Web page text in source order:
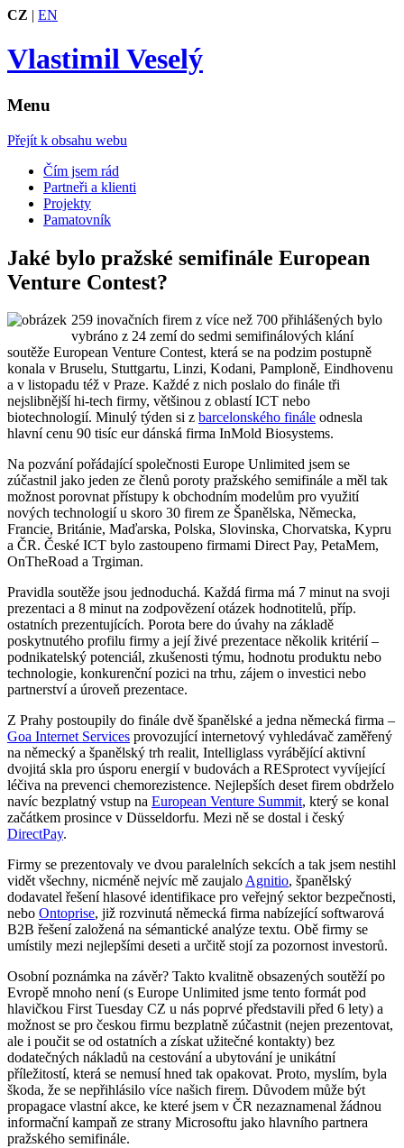
CZ | EN
Vlastimil Veselý
Menu
Přejít k obsahu webu
Čím jsem rád
Partneři a klienti
Projekty
Pamatovník
Jaké bylo pražské semifinále European
Venture Contest?
259 inovačních firem z více než 700 přihlášených bylo
vybráno z 24 zemí do sedmi semifinálových klání
soutěže European Venture Contest, která se na podzim postupně
konala v Bruselu, Stuttgartu, Linzi, Kodani, Pamploně, Eindhovenu
a v listopadu též v Praze. Každé z nich poslalo do finále tři
nejslibnější hi-tech firmy, většinou z oblastí ICT nebo
biotechnologií. Minulý týden si z barcelonského finále odnesla
hlavní cenu 90 tisíc eur dánská firma InMold Biosystems.
Na pozvání pořádající společnosti Europe Unlimited jsem se
zúčastnil jako jeden ze členů poroty pražského semifinále a měl tak
možnost porovnat přístupy k obchodním modelům pro využití
nových technologií u skoro 30 firem ze Španělska, Německa,
Francie, Británie, Maďarska, Polska, Slovinska, Chorvatska, Kypru
a ČR. České ICT bylo zastoupeno firmami Direct Pay, PetaMem,
OnTheRoad a Trgiman.
Pravidla soutěže jsou jednoduchá. Každá firma má 7 minut na svoji
prezentaci a 8 minut na zodpovězení otázek hodnotitelů, příp.
ostatních prezentujících. Porota bere do úvahy na základě
poskytnutého profilu firmy a její živé prezentace několik kritérií –
podnikatelský potenciál, zkušenosti týmu, hodnotu produktu nebo
technologie, konkurenční pozici na trhu, zájem o investici nebo
partnerství a úroveň prezentace.
Z Prahy postoupily do finále dvě španělské a jedna německá firma –
Goa Internet Services provozující internetový vyhledávač zaměřený
na německý a španělský trh realit, Intelliglass vyrábějící aktivní
dvojitá skla pro úsporu energií v budovách a RESprotect vyvíjející
léčiva na prevenci chemorezistence. Nejlepších deset firem obdrželo
navíc bezplatný vstup na European Venture Summit, který se konal
začátkem prosince v Düsseldorfu. Mezi ně se dostal i český
DirectPay.
Firmy se prezentovaly ve dvou paralelních sekcích a tak jsem nestihl
vidět všechny, nicméně nejvíc mě zaujaloAgnitio, španělský
dodavatel řešení hlasové identifikace pro veřejný sektor bezpečnosti,
nebo Ontoprise, již rozvinutá německá firma nabízející softwarová
B2B řešení založená na sémantické analýze textu. Obě firmy se
umístily mezi nejlepšími deseti a určitě stojí za pozornost investorů.
Osobní poznámka na závěr? Takto kvalitně obsazených soutěží po
Evropě mnoho není (s Europe Unlimited jsme tento formát pod
hlavičkou First Tuesday CZ u nás poprvé představili před 6 lety) a
možnost se pro českou firmu bezplatně zúčastnit (nejen prezentovat,
ale i poučit se od ostatních a získat užitečné kontakty) bez
dodatečných nákladů na cestování a ubytování je unikátní
příležitostí, která se nemusí hned tak opakovat. Proto, myslím, byla
škoda, že se nepřihlásilo více našich firem. Důvodem může být
propagace vlastní akce, ke které jsem v ČR nezaznamenal žádnou
informační kampaň ze strany Microsoftu jako hlavního partnera
pražského semifinále.